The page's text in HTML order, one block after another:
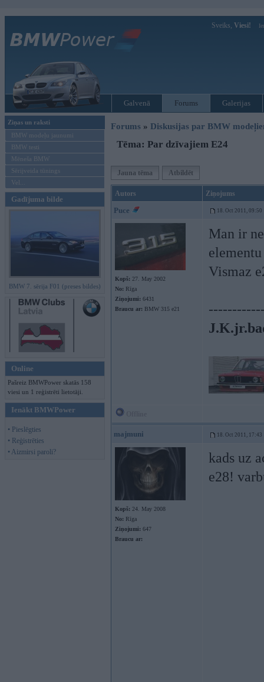
Sveiks, Viesi!
Galvenā Forums Galerijas
Ziņas un raksti
BMW modeļu jaunumi
BMW testi
Mēneša BMW
Sērijveida tūnings
Vel...
Gadījuma bilde
BMW 7. sērija F01 (preses bildes)
Online
Pašreiz BMWPower skatās 158
viesi un 1 reģistrēti lietotāji.
Ienākt BMWPower
• Pieslēgties
• Reģistrēties
• Aizmirsi paroli?
Forums » Diskusijas par BMW
Tēma: Par dzīvajiem E24
Jauna tēma Atbildēt
Autors Ziņojums
Puce 18. Oct 2011, 09:50
Kopš: 27. May 2002
No: Rīga
Ziņojumi: 6431
Braucu ar: BMW 315 e21
Man ir
Vismaz
majmuni 18. Oct 2011, 17:43
Kopš: 24. May 2008
No: Rīga
Ziņojumi: 647
Braucu ar:
kads uz
e28!